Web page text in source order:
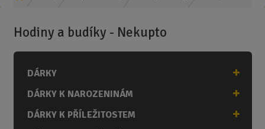
a
d
s
a
Hodiny a budíky - Nekupto
DÁRKY
DÁRKY K NAROZENINÁM
DÁRKY K PŘÍLEŽITOSTEM